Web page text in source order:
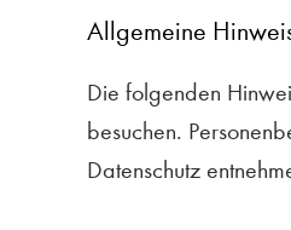
Allgemeine
Die folgenden
besuchen.
Datenschutz